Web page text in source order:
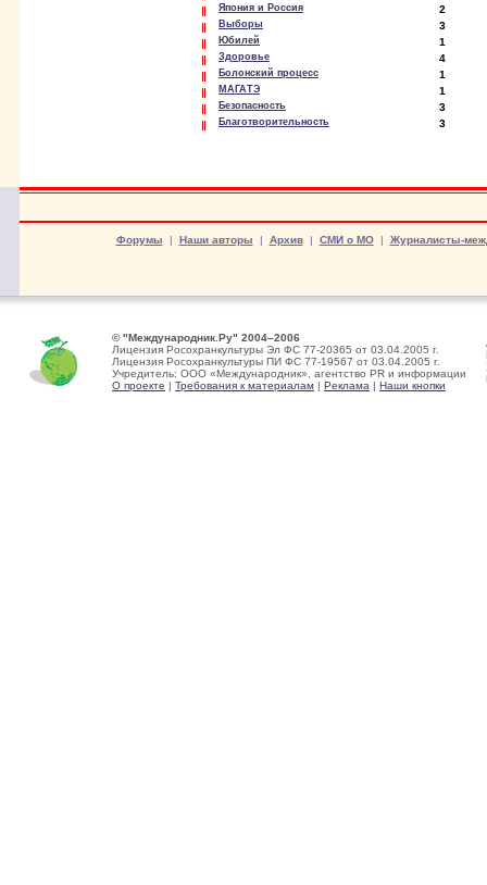
Япония и Россия 2
Выборы 3
Юбилей 1
Здоровье 4
Болонский процесс 1
МАГАТЭ 1
Безопасность 3
Благотворительность 3
Форумы | Наши авторы | Архив| СМИ о МО| Журналисты-
© "Международник.Ру" 2004–2006
Лицензия Росохранкультуры Эл ФС 77-20365 от 03.04.2005 г.
Лицензия Росохранкультуры ПИ ФС 77-19567 от 03.04.2005 г.
Учредитель: ООО «Международник», агентство PR и информации
О проекте | Требования к материалам | Реклама | Наши кнопки